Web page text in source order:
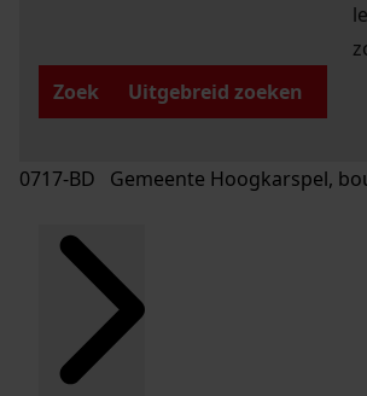
Zoek
Uitgebreid zoeken
0717-BD Gemeente Hoogkarspel,